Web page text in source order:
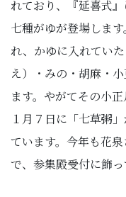
れており、『延喜式
七種がゆが登場しま
れ、かゆに入れてい
え）・みの・胡麻・
ます。やがてその小
１月７日に「七草粥
ています。今年も花
で、参集殿受付に飾っ